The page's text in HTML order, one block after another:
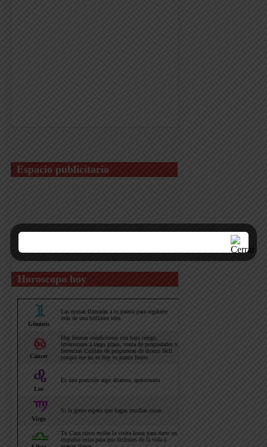
Espacio publicitario
Horoscopo hoy